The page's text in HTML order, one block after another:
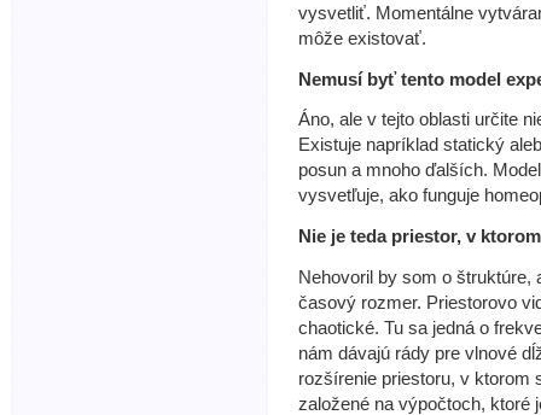
vysvetliť. Momentálne
môže existovať.
Nemusí byť tento model
Áno, ale v tejto oblasti určite
Existuje napríklad statický
posun a mnoho ďalších.
vysvetľuje, ako funguje
Nie je teda priestor, v
Nehovoril by som o štruktúre,
časový rozmer. Priestorovo
chaotické. Tu sa jedná o
nám dávajú rády pre vlnové
rozšírenie priestoru, v ktorom
založené na výpočtoch, ktoré